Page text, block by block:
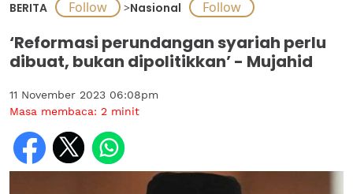
BERITA >Nasional
‘Reformasi perundangan syariah perlu
dibuat, bukan dipolitikkan’ - Mujahid
11 November 2023 06:08pm
Masa membaca: 2 minit